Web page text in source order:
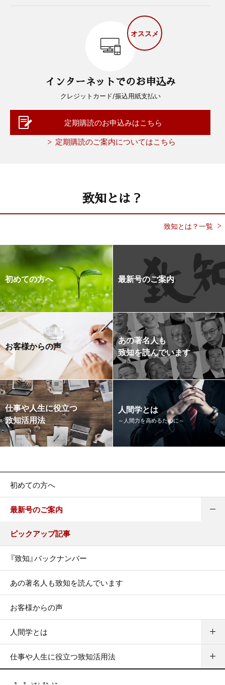
オススメ
インターネットでのお申込み
クレジットカード/振込用紙支払い
定期購読のお申込みはこちら
定期購読のご案内についてはこちら
致知とは？
致知とは？一覧
初めての方へ 最新号のご案内
お客様からの声
あの著名人も
致知を読んでいます
仕事や人生に役立つ
致知活用法
人間学とは
～人間力を高めるために～
初めての方へ
最新号のご案内
ピックアップ記事
『致知』バックナンバー
あの著名人も致知を読んでいます
お客様からの声
人間学とは
仕事や人生に役立つ致知活用法